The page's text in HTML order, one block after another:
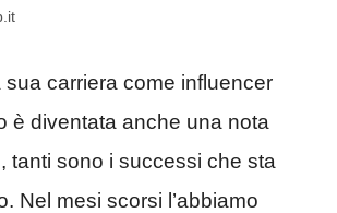
sua carriera come influencer
è diventata anche una nota
tanti sono i successi che sta
Nel mesi scorsi l’abbiamo